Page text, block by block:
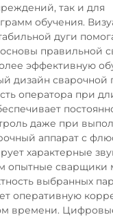
так и для
обучения.
дуги
правильной
эффективную
дизайн сварочной
оператора при
даже при
аппарат с
характерные
опытные сварщики
выбранных
оперативную
времени.